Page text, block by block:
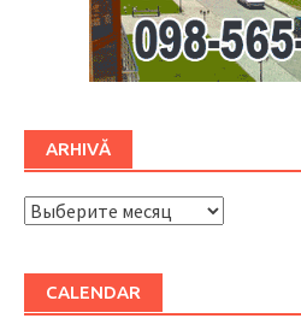
ARHIVĂ
ARHIVĂ
CALENDAR